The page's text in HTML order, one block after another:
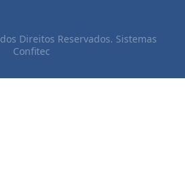
Direitos Reservados. Sistemas
Confitec